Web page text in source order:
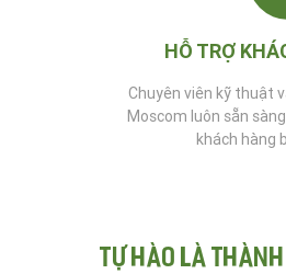
HỖ TRỢ
Chuyên viên kỹ thuật
Moscom luôn sẵn
khách hàng
Tự hào là thành